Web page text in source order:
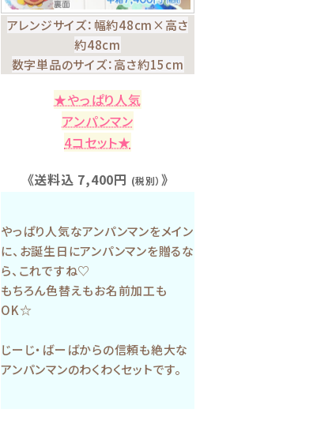
アレンジサイズ：幅約48cm×高さ
約48cm
数字単品のサイズ：高さ約15cm
★やっぱり人気
アンパンマン
4コセット★
《送料込 7,400円 (税別） 》
やっぱり人気なアンパンマンをメイン
に、お誕生日にアンパンマンを贈るな
ら、これですね♡
もちろん色替えもお名前加工も
OK☆
じーじ・ばーばからの信頼も絶大な
アンパンマンのわくわくセットです。